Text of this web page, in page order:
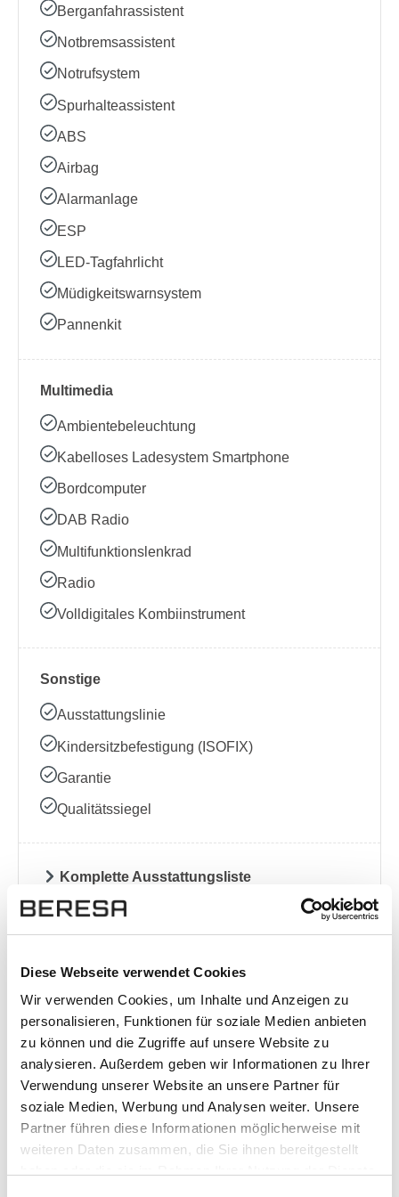
Diese Webseite verwendet Cookies
Wir verwenden Cookies, um Inhalte und Anzeigen zu
personalisieren, Funktionen für soziale Medien anbieten
zu können und die Zugriffe auf unsere Website zu
analysieren. Außerdem geben wir Informationen zu Ihrer
Verwendung unserer Website an unsere Partner für
soziale Medien, Werbung und Analysen weiter. Unsere
Partner führen diese Informationen möglicherweise mit
weiteren Daten zusammen, die Sie ihnen bereitgestellt
Berganfahrassistent
Notbremsassistent
Notrufsystem
Spurhalteassistent
ABS
Airbag
Alarmanlage
ESP
LED-Tagfahrlicht
Müdigkeitswarnsystem
Pannenkit
Multimedia
Ambientebeleuchtung
Kabelloses Ladesystem Smartphone
Bordcomputer
DAB Radio
Multifunktionslenkrad
Radio
Volldigitales Kombiinstrument
Sonstige
Ausstattungslinie
Kindersitzbefestigung (ISOFIX)
Garantie
Qualitätssiegel
Komplette Ausstattungsliste
Lingener Str. 115
48531 Nordhorn
Anfahrt (Google Maps)
05921 8353-0
Das könnte Ihnen auch gefallen: